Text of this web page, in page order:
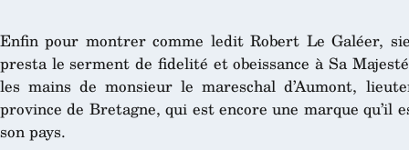
Enfin pour montrer comme ledit Robert Le Galéer,
presta le serment de fidelité et obeissance à Sa
les mains de monsieur le mareschal d’Aumont,
province de Bretagne, qui est encore une marque qu’il
son pays.